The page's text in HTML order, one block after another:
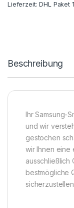
Lieferzeit:DHL Paket
Beschreibung
Ihr Samsung-
und wir
gestochen
wir Ihnen eine
ausschließlich
bestmögliche